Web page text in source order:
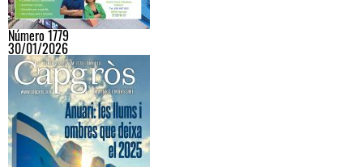
Número 1779
30/01/2026